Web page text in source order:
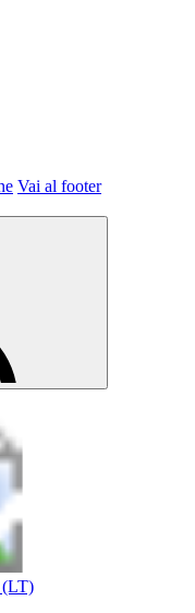
Vai al footer